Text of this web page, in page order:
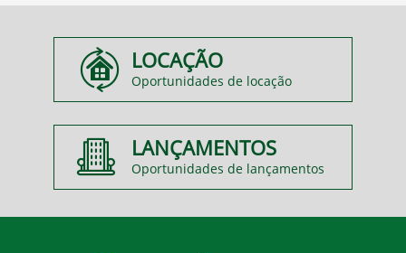
LOCAÇÃO
Oportunidades de locação
LANÇAMENTOS
Oportunidades de lançamentos